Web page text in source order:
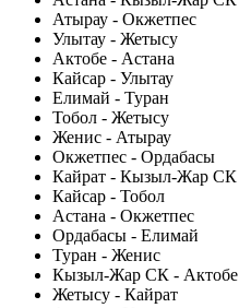
Атырау - Окжетпес
Улытау - Жетысу
Актобе - Астана
Кайсар - Улытау
Елимай - Туран
Тобол - Жетысу
Женис - Атырау
Окжетпес - Ордабасы
Кайрат - Кызыл-Жар СК
Кайсар - Тобол
Астана - Окжетпес
Ордабасы - Елимай
Туран - Женис
Кызыл-Жар СК - Актобе
Жетысу - Кайрат